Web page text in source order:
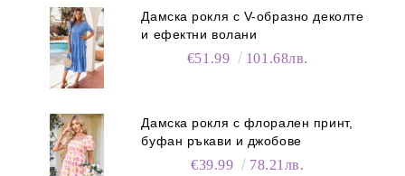
Дамска рокля с V-образно деколте
и ефектни волани
€51.99 101.68лв.
Дамска рокля с флорален принт,
буфан ръкави и джобове
€39.99 78.21лв.